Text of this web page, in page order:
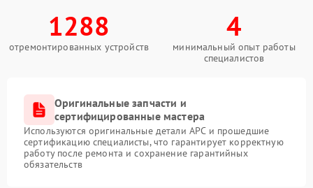
1288
отремонтированных устройств
4
минимальный опыт работы
специалистов
Оригинальные запчасти и
сертифицированные мастера
Используются оригинальные детали APC и прошедшие
сертификацию специалисты, что гарантирует корректную
работу после ремонта и сохранение гарантийных
обязательств